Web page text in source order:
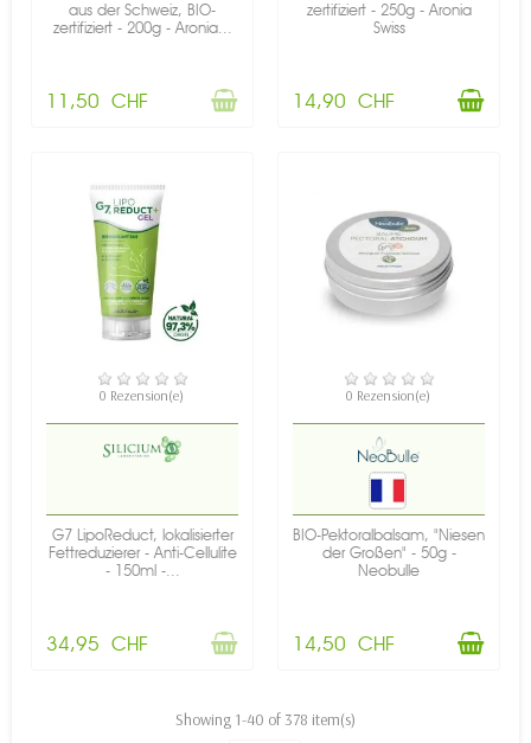
aus der Schweiz, BIO-
zertifiziert - 200g - Aronia...
11,50 CHF
zertifiziert - 250g - Aronia
Swiss
14,90 CHF
NICHT AUF LAGER
0 Rezension(e)
G7 LipoReduct, lokalisierter
Fettreduzierer - Anti-Cellulite
- 150ml -...
34,95 CHF
VERFÜGBAR
0 Rezension(e)
BIO-Pektoralbalsam, "Niesen
der Großen" - 50g -
Neobulle
14,50 CHF
Showing 1-40 of 378 item(s)